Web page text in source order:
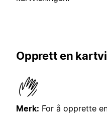
Opprett en
Merk: For å opprette